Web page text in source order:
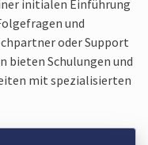
initialen Einführung
und
oder Support
bieten Schulungen und
mit spezialisierten